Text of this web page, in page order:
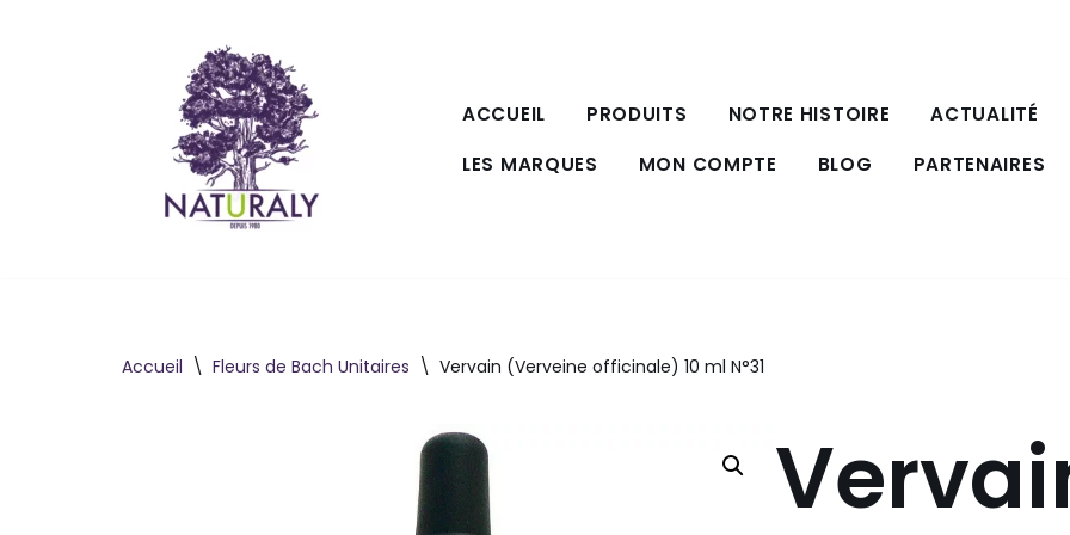
ACCUEIL PRODUITS NOTRE HISTOIRE
ACTUALITÉ
LES MARQUES
MON COMPTE BLOG PARTENAIRES
Accueil \ Fleurs de Bach Unitaires \ Vervain (Verveine officinale) 10 ml N°31